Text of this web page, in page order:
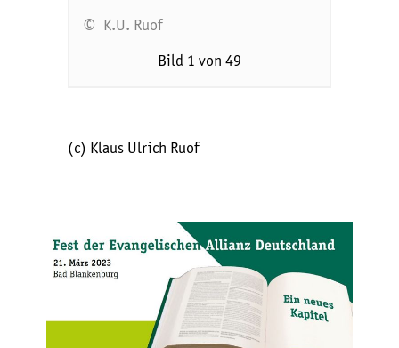
© K.U. Ruof
Bild 1 von 49
(c) Klaus Ulrich Ruof